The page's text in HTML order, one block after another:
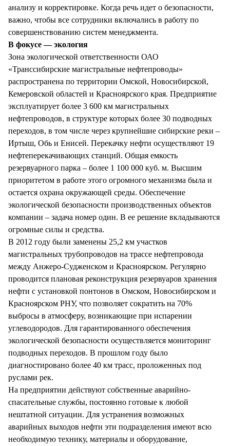
анализу и корректировке. Когда речь идет о безопасности,
важно, чтобы все сотрудники включались в работу по
совершенствованию систем менеджмента.
В фокусе — экология
Зона экологической ответственности ОАО
«Транссибирские магистральные нефтепроводы»
распространена по территории Омской, Новосибирской,
Кемеровской областей и Красноярского края. Предприятие
эксплуатирует более 3 600 км магистральных
нефтепроводов, в структуре которых более 30 подводных
переходов, в том числе через крупнейшие сибирские реки –
Иртыш, Обь и Енисей. Перекачку нефти осуществляют 19
нефтеперекачивающих станций. Общая емкость
резервуарного парка – более 1 100 000 куб. м. Высшим
приоритетом в работе этого огромного механизма была и
остается охрана окружающей среды. Обеспечение
экологической безопасности производственных объектов
компании – задача номер один. В ее решение вкладываются
огромные силы и средства.
В 2012 году были заменены 25,2 км участков
магистральных трубопроводов на трассе нефтепровода
между Анжеро-Судженском и Красноярском. Регулярно
проводится плановая реконструкция резервуаров хранения
нефти с установкой понтонов в Омском, Новосибирском и
Красноярском РНУ, что позволяет сократить на 70%
выбросы в атмосферу, возникающие при испарении
углеводородов. Для гарантированного обеспечения
экологической безопасности осуществляется мониторинг
подводных переходов. В прошлом году было
диагностировано более 40 км трасс, проложенных под
руслами рек.
На предприятии действуют собственные аварийно-
спасательные службы, постоянно готовые к любой
нештатной ситуации. Для устранения возможных
аварийных выходов нефти эти подразделения имеют всю
необходимую технику, материалы и оборудование,